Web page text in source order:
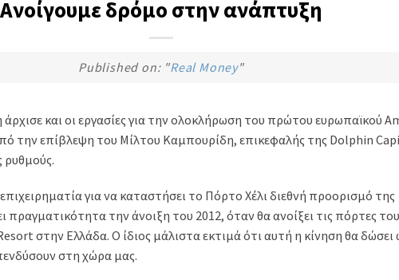
Ανοίγουμε δρόμο στην ανάπτυξη
Published on: "Real Money"
και οι εργασίες για την ολοκλήρωση του πρώτου ευρωπαϊκού
την επίβλεψη του Μίλτου Καμπουρίδη, επικεφαλής της Dolphin
ρυθμούς.
για να καταστήσει το Πόρτο Χέλι διεθνή προορισμό της
πραγματικότητα την άνοιξη του 2012, όταν θα ανοίξει τις πόρτες
στην Ελλάδα. Ο ίδιος μάλιστα εκτιμά ότι αυτή η κίνηση θα δώσει
στη χώρα μας.